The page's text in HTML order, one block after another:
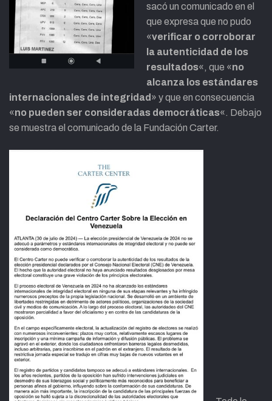
sacó un comunicado en el
que expresa que no pudo
«verificar o corroborar
la autenticidad de los
resultados«, que «no
alcanza los estándares
internacionales de integridad » y que en consecuencia
«no pueden ser consideradas democráticas«. Debajo
se muestra el comunicado de la Fundación Carter.